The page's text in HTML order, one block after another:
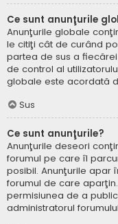
Ce sunt anunţurile
Anunţurile globale
le citiţi cât de curând
partea de sus a
de control al
globale este acordată
Sus
Ce sunt anunţurile?
Anunţurile deseori
forumul pe care îl
posibil. Anunţurile apar
forumul de care
permisiunea de a
administratorul